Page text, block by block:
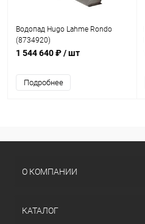
Водопад Hugo Lahme Rondo
(8734920)
1 544 640 ₽/ шт
Подробнее
О КОМПАНИИ
КАТАЛОГ